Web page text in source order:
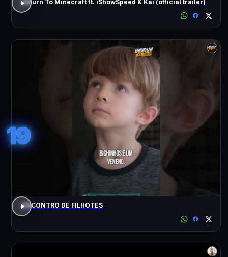
Return To Minecraft ft. iShowSpeed & Kai (official trailer)
19
ENCONTRO DE FILHOTES